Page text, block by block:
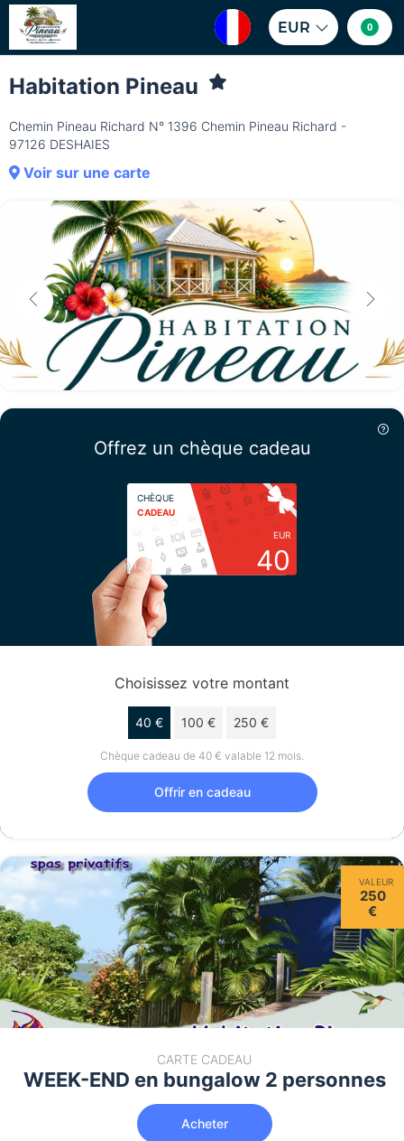
EUR 0
Habitation Pineau
Chemin Pineau Richard N° 1396 Chemin Pineau Richard -
97126 DESHAIES
Voir sur une carte
Offrez un chèque cadeau
CHÈQUE
CADEAU
EUR
40
Choisissez votre montant
40 € 100 € 250 €
Chèque cadeau de 40 € valable 12 mois.
Offrir en cadeau
VALEUR
250
€
CARTE CADEAU
WEEK-END en bungalow 2 personnes
Acheter